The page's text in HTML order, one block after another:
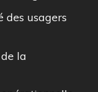
des usagers
la